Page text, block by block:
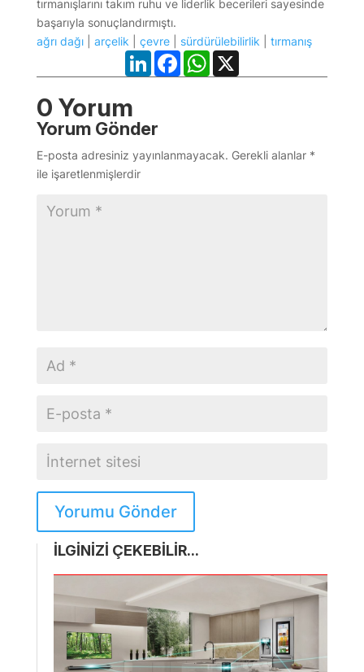
tırmanışlarını takım ruhu ve liderlik becerileri sayesinde
başarıyla sonuçlandırmıştı.
ağrı dağı| arçelik çevre| sürdürülebilirlik
tırmanış
LinkedInFacebookWhatsApp
X
0 Yorum
Yorum Gönder
E-posta adresiniz yayınlanmayacak. Gerekli alanlar *
ile işaretlenmişlerdir
Yorumu Gönder
İLGİNİZİ ÇEKEBİLİR...